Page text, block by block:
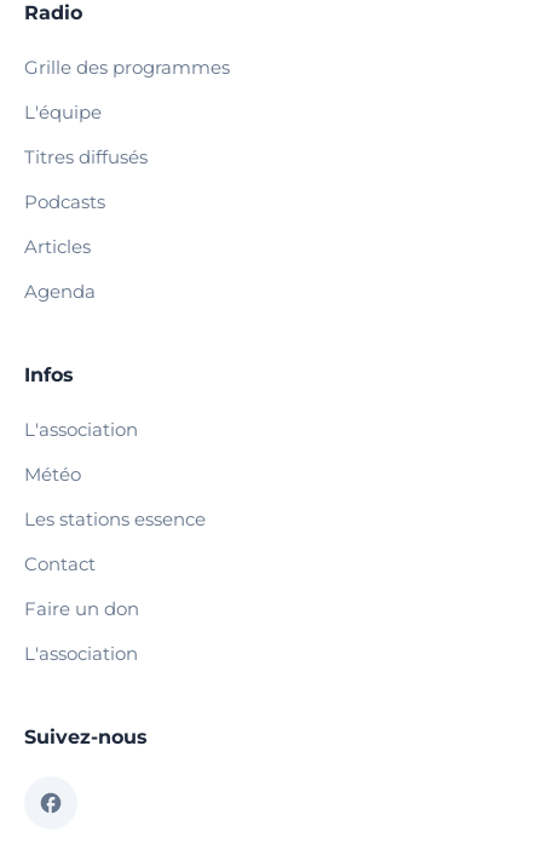
Radio
Grille des programmes
L'équipe
Titres diffusés
Podcasts
Articles
Agenda
Infos
L'association
Météo
Les stations essence
Contact
Faire un don
L'association
Suivez-nous